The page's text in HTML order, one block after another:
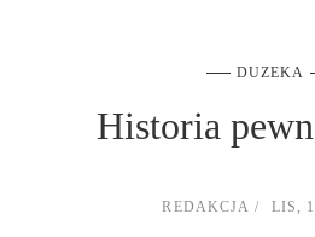
DUZEKA
Historia
REDAKCJA LIS,